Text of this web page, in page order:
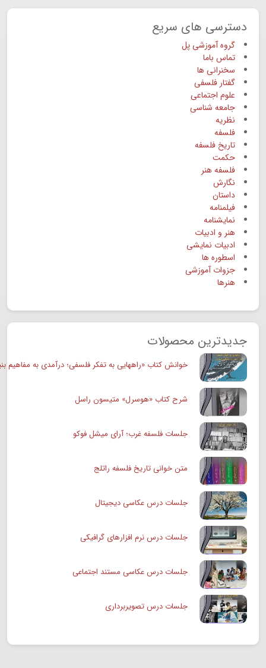
دسترسی های سریع
گروه آموزشی پل
تماس باما
سخنرانی ها
گفتار فلسفی
علوم اجتماعی
جامعه شناسی
نظریه
فلسفه
تاریخ فلسفه
حکمت
فلسفه هنر
نگارش
داستان
فیلمنامه
نمایشنامه
هنر و ادبیات
ادبیات نمایشی
اسطوره ها
جزوات آموزشی
هنرها
جدیدترین محصولات
خوانش کتاب «راههایی به تفکر فلسفی؛ درآمدی به مفاهیم
شرح کتاب «هوسرل» متیسون راسل
جلسات فلسفه غرب؛ آرای میشل فوکو
متن خوانی تاریخ فلسفه راتلج
جلسات درس عکاسی دیجیتال
جلسات درس نرم افزارهای گرافیکی
جلسات درس عکاسی مستند اجتماعی
جلسات درس تصویربرداری